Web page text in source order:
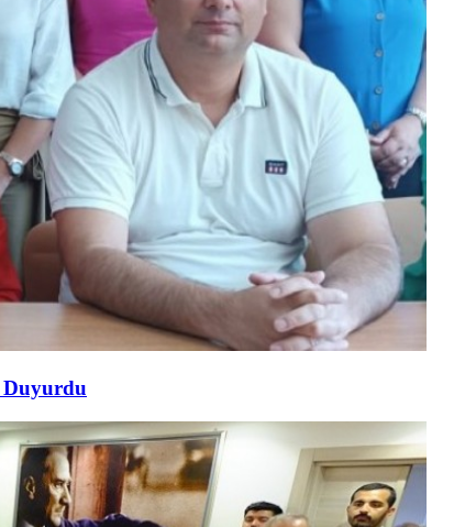
Duyurdu